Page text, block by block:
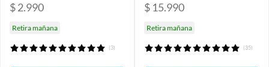
$ 2.990
Retira mañana
(3)
$ 15.990
Retira mañana
(35)